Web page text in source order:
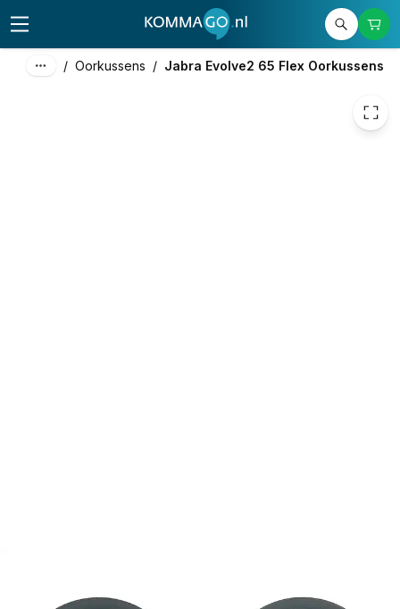
/ Oorkussens / Jabra Evolve2 65 Flex Oorkussens
excl. btw